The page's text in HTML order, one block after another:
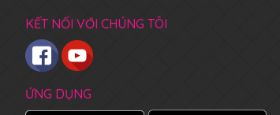
KẾT NỐI VỚI CHÚNG TÔI
ỨNG DỤNG